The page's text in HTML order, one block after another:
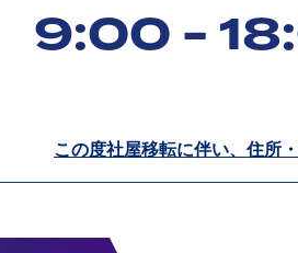
9:00 -
この度社屋移転に伴い、住所